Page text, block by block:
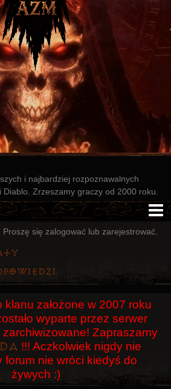
i najbardziej rozpoznawalnych
Zrzeszamy graczy od 2000 roku.
Proszę się zalogować lub zarejestrować.
klanu założone w 2007 roku
wyparte przez serwer
zarchiwizowane! Zapraszamy
!!! Aczkolwiek nigdy nie
forum nie wróci kiedyś do
żywych :)